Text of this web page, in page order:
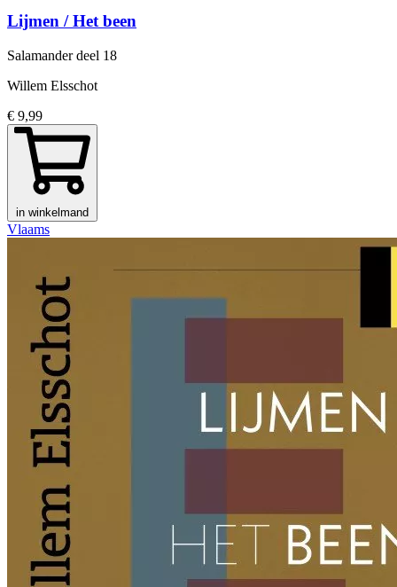
Lijmen / Het been
Salamanderdeel 18
Willem Elsschot
€ 9,99
in winkelmand
Vlaams